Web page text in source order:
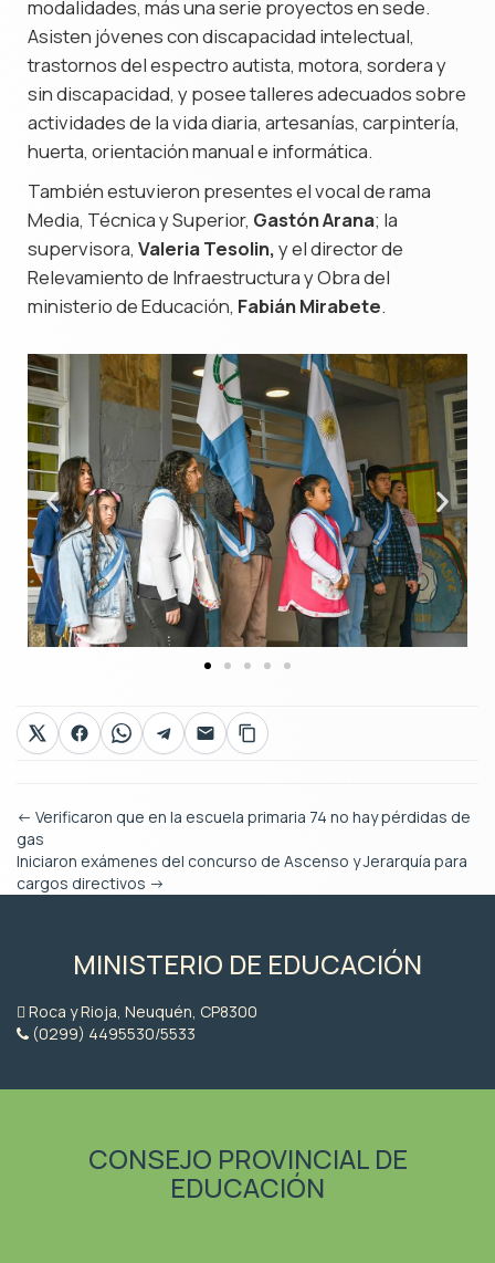
modalidades, más una serie proyectos en sede.
Asisten jóvenes con discapacidad intelectual,
trastornos del espectro autista, motora, sordera y
sin discapacidad, y posee talleres adecuados sobre
actividades de la vida diaria, artesanías, carpintería,
huerta, orientación manual e informática.
También estuvieron presentes el vocal de rama
Media, Técnica y Superior, Gastón Arana; la
supervisora, Valeria Tesolin,y el director de
Relevamiento de Infraestructura y Obra del
ministerio de Educación, Fabián Mirabete.
← Verificaron que en la escuela primaria 74 no hay pérdidas de
gas
Iniciaron exámenes del concurso de Ascenso y Jerarquía para
cargos directivos →
MINISTERIO DE EDUCACIÓN
Roca y Rioja, Neuquén, CP8300
(0299) 4495530/5533
CONSEJO PROVINCIAL DE
EDUCACIÓN